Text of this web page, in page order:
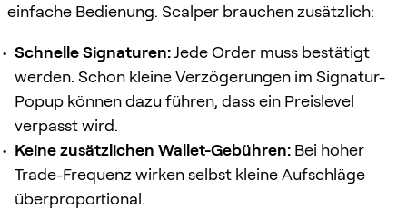
einfache Bedienung. Scalper brauchen zusätzlich:
Schnelle Signaturen:Jede Order muss bestätigt
werden. Schon kleine Verzögerungen im Signatur-
Popup können dazu führen, dass ein Preislevel
verpasst wird.
Keine zusätzlichen Wallet-Gebühren: Bei hoher
Trade-Frequenz wirken selbst kleine Aufschläge
überproportional.